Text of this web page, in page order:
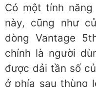
Có một tính
này, cũng như
dòng Vantage
chính là người
được dải tần số
ở phía sau thùng